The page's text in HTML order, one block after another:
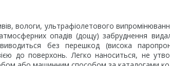
вологи, ультрафіолетового
опадів (дощу) забруднення
без перешкод (висока
до поверхонь. Легко наноситься, не